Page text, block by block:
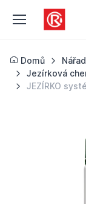
Domů
Jezírková
JEZÍRKO